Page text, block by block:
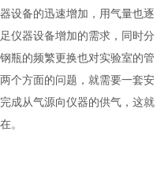
设备的迅速增加，用气量也逐
仪器设备增加的需求，同时分
瓶的频繁更换也对实验室的管
个方面的问题，就需要一套安
成从气源向仪器的供气，这就
。